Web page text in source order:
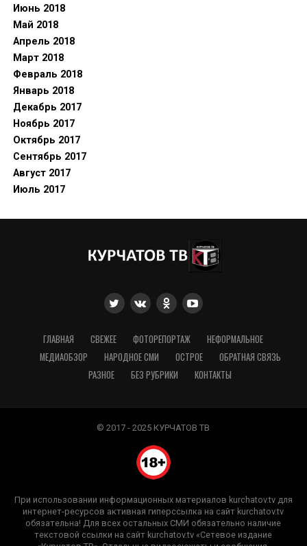
Июнь 2018
Май 2018
Апрель 2018
Март 2018
Февраль 2018
Январь 2018
Декабрь 2017
Ноябрь 2017
Октябрь 2017
Сентябрь 2017
Август 2017
Июль 2017
ГЛАВНАЯ СВЕЖЕЕ ФОТОРЕПОРТАЖ
НЕФОРМАЛЬНОЕ
МЕДИАОБЗОР
НАРОДНОЕ СМИ ОСТРОЕ
ОБРАТНАЯ СВЯЗЬ
РАЗНОЕ
БЕЗ РУБРИКИ КОНТАКТЫ
© 2017 - 2025 КУРЧАТОВ ТВ
При использовании информационных материалов kurchatov.tv для
интернет-ресурсов активная гиперссылка на сайт kurchatov.tv
обязательна! Для всех остальных СМИ обязательно наличие
текстовой ссылки на сайт kurchatov.tv «Сетевое издание